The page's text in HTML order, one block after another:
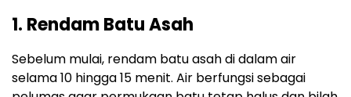
1. Rendam Batu Asah
Sebelum mulai, rendam batu asah di dalam air
selama 10 hingga 15 menit. Air berfungsi sebagai